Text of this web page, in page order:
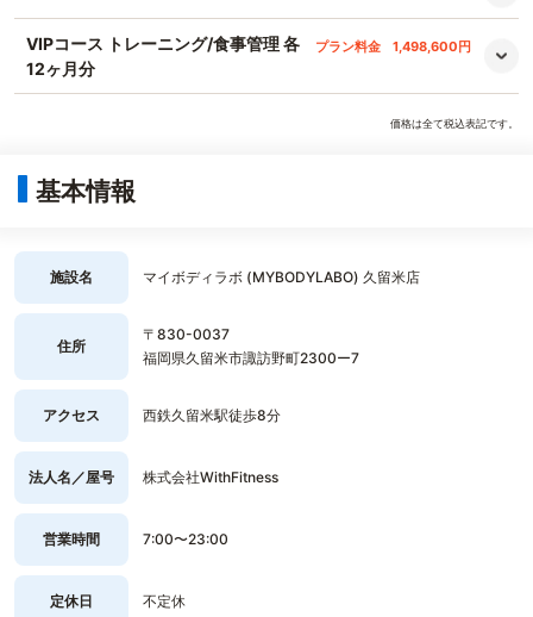
VIPコース トレーニング/食事管理 各
12ヶ月分
プラン料金 1,498,600円
価格は全て税込表記です。
基本情報
施設名 マイボディラボ (MYBODYLABO) 久留米店
住所
〒830-0037
福岡県久留米市諏訪野町2300ー7
アクセス 西鉄久留米駅徒歩8分
法人名／屋号 株式会社WithFitness
営業時間 7:00〜23:00
定休日 不定休